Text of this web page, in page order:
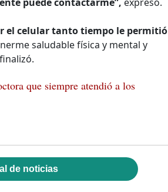
el celular tanto tiempo le permitió
saludable física y mental y
que siempre atendió a los
de noticias